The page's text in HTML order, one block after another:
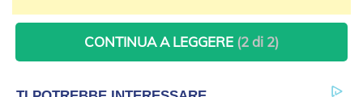
CONTINUA A LEGGERE (2 di 2)